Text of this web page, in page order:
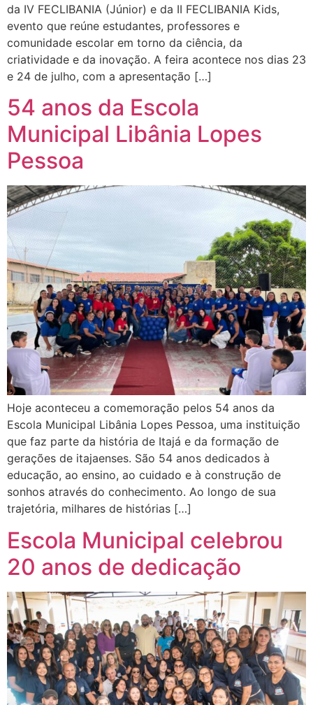
da IV FECLIBANIA (Júnior) e da II FECLIBANIA Kids,
evento que reúne estudantes, professores e
comunidade escolar em torno da ciência, da
criatividade e da inovação. A feira acontece nos dias 23
e 24 de julho, com a apresentação […]
54 anos da Escola
Municipal Libânia Lopes
Pessoa
Hoje aconteceu a comemoração pelos 54 anos da
Escola Municipal Libânia Lopes Pessoa, uma instituição
que faz parte da história de Itajá e da formação de
gerações de itajaenses. São 54 anos dedicados à
educação, ao ensino, ao cuidado e à construção de
sonhos através do conhecimento. Ao longo de sua
trajetória, milhares de histórias […]
Escola Municipal celebrou
20 anos de dedicação